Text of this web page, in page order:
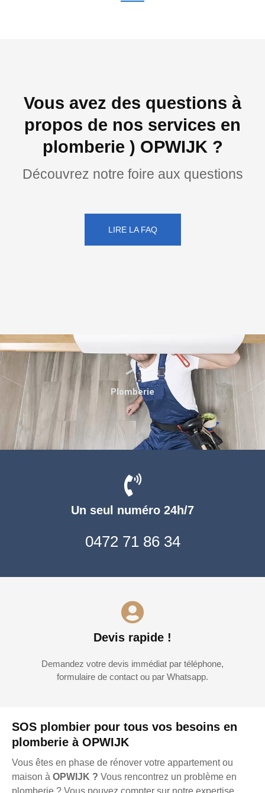
Vous avez des questions à
propos de nos services en
plomberie ) OPWIJK ?
Découvrez notre foire aux questions
LIRE LA FAQ
SOS plombier pour tous vos besoins en
plomberie à OPWIJK
Vous êtes en phase de rénover votre appartement ou
maison à OPWIJK ? Vous rencontrez un problème en
Un seul numéro 24h/7
0472 71 86 34
Devis rapide !
Demandez votre devis immédiat par téléphone,
formulaire de contact ou par Whatsapp.
Plomberie